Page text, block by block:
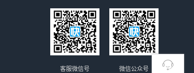
微信公众号
客服微信号